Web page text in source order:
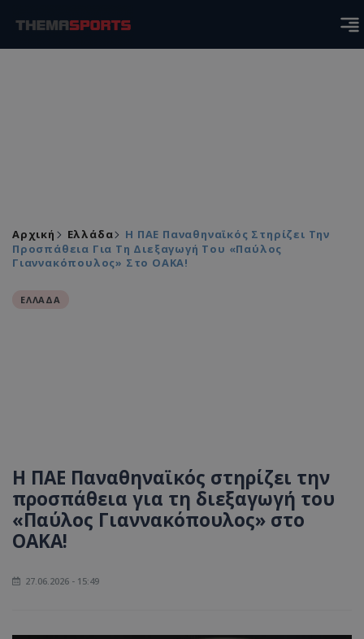
Αρχική Ελλάδα
Η ΠΑΕ Παναθηναϊκός Στηρίζει Την
Προσπάθεια Για Τη Διεξαγωγή Του «Παύλος
Γιαννακόπουλος» Στο ΟΑΚΑ!
ΕΛΛΑΔΑ
Η ΠΑΕ Παναθηναϊκός στηρίζει την
προσπάθεια για τη διεξαγωγή του
«Παύλος Γιαννακόπουλος» στο
ΟΑΚΑ!
27.06.2026 - 15:49